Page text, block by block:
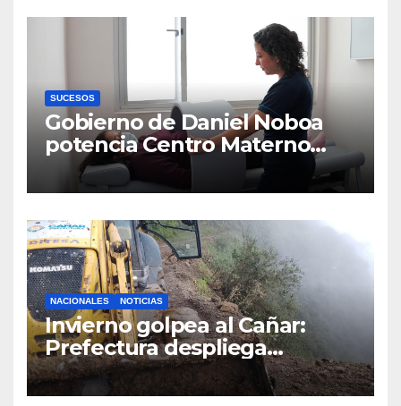
SUCESOS
Gobierno de Daniel Noboa
potencia Centro Materno
Infantil y Emergencias en
Cuenca con nuevos equipos
NACIONALES NOTICIAS
Invierno golpea al Cañar:
Prefectura despliega
maquinaria en toda la
provincia para mantener las